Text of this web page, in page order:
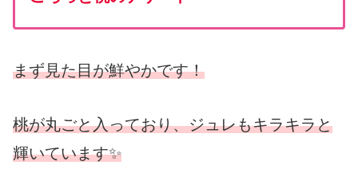
まず見た目が鮮やかです！
桃が丸ごと入っており、ジュレもキラキラと
輝いています✨